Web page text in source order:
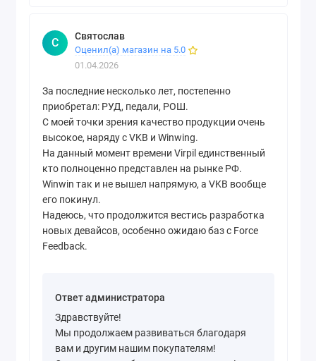
С Святослав
Оценил(а) магазин на 5.0
01.04.2026
За последние несколько лет, постепенно
приобретал: РУД, педали, РОШ.
С моей точки зрения качество продукции очень
высокое, наряду с VKB и Winwing.
На данный момент времени Virpil единственный
кто полноценно представлен на рынке РФ.
Winwin так и не вышел напрямую, а VKB вообще
его покинул.
Надеюсь, что продолжится вестись разработка
новых девайсов, особенно ожидаю баз с Force
Feedback.
Ответ администратора
Здравствуйте!
Мы продолжаем развиваться благодаря
вам и другим нашим покупателям!